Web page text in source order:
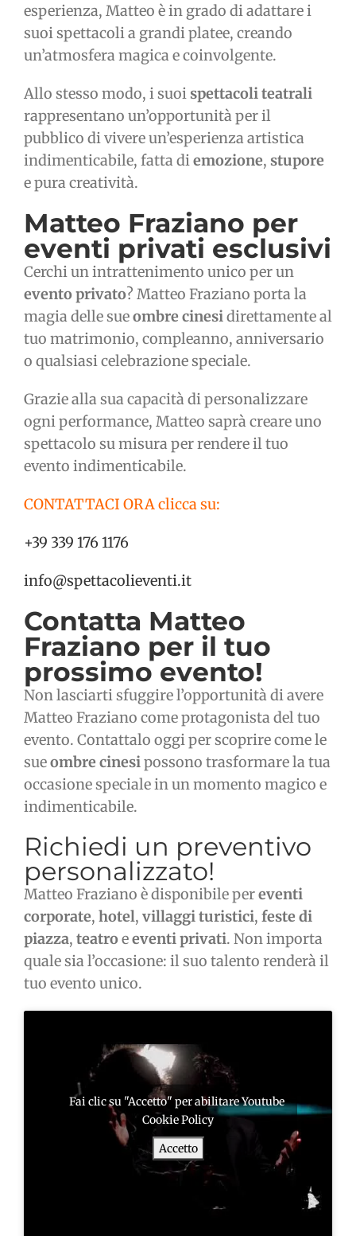
esperienza, Matteo è in grado di adattare i
suoi spettacoli a grandi platee, creando
un’atmosfera magica e coinvolgente.
Allo stesso modo, i suoispettacoli teatrali
rappresentano un’opportunità per il
pubblico di vivere un’esperienza artistica
indimenticabile, fatta diemozione, stupore
e pura creatività.
Matteo Fraziano per
eventi privati esclusivi
Cerchi un intrattenimento unico per un
evento privato? Matteo Fraziano porta la
magia delle sueombre cinesidirettamente al
tuo matrimonio, compleanno, anniversario
o qualsiasi celebrazione speciale.
Grazie alla sua capacità di personalizzare
ogni performance, Matteo saprà creare uno
spettacolo su misura per rendere il tuo
evento indimenticabile.
CONTATTACI ORA clicca su:
+39 339 176 1176
info@spettacolieventi.it
Contatta Matteo
Fraziano per il tuo
prossimo evento!
Non lasciarti sfuggire l’opportunità di avere
Matteo Fraziano come protagonista del tuo
evento. Contattalo oggi per scoprire come le
sueombre cinesipossono trasformare la tua
occasione speciale in un momento magico e
indimenticabile.
Richiedi un preventivo
personalizzato!
Matteo Fraziano è disponibile pereventi
corporate, hotel, villaggi turistici, feste di
piazza, teatroeeventi privati. Non importa
quale sia l’occasione: il suo talento renderà il
tuo evento unico.
Fai clic su "Accetto" per abilitare Youtube
Cookie Policy
Accetto